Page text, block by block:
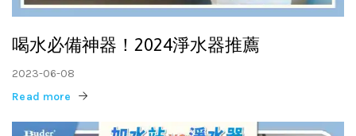
喝水必備神器！2024淨水器推薦
2023-06-08
Read more